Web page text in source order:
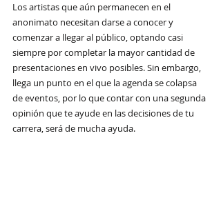
Los artistas que aún permanecen en el
anonimato necesitan darse a conocer y
comenzar a llegar al público, optando casi
siempre por completar la mayor cantidad de
presentaciones en vivo posibles. Sin embargo,
llega un punto en el que la agenda se colapsa
de eventos, por lo que contar con una segunda
opinión que te ayude en las decisiones de tu
carrera, será de mucha ayuda.